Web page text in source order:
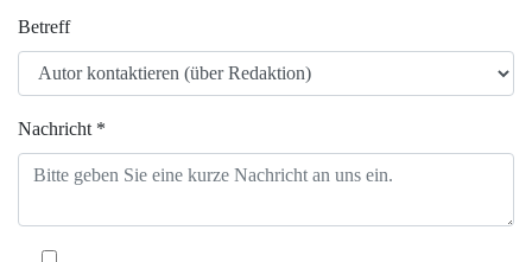
Betreff
Nachricht *